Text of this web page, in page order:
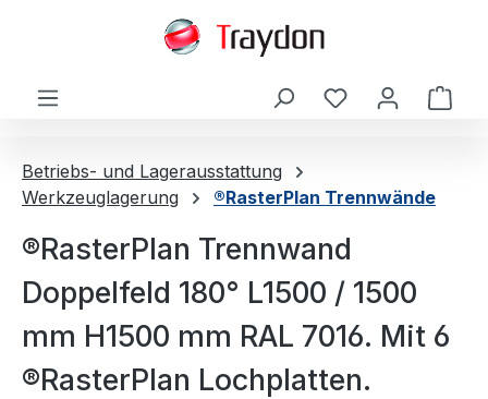
Betriebs- und Lagerausstattung
Werkzeuglagerung
®RasterPlan Trennwände
®RasterPlan Trennwand
Doppelfeld 180° L1500 / 1500
mm H1500 mm RAL 7016. Mit 6
®RasterPlan Lochplatten.